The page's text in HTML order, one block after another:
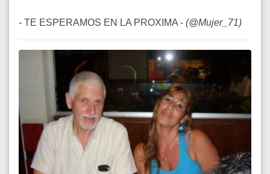
- TE ESPERAMOS EN LA PROXIMA - (@Mujer_71)